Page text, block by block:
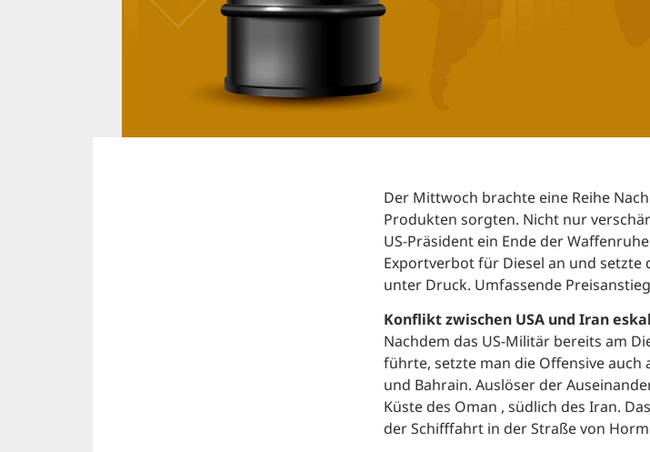
Der Mittwoch brachte eine Reihe
Produkten sorgten. Nicht nur
US-Präsident ein Ende der
Exportverbot für Diesel an und
unter Druck. Umfassende
Konflikt zwischen USA und Iran
Nachdem das US-Militär bereits am
führte, setzte man die Offensive
und Bahrain. Auslöser der
Küste des Oman , südlich des Iran.
der Schifffahrt in der Straße von